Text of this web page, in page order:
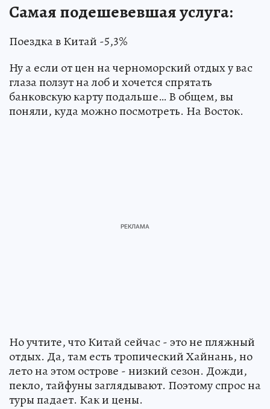
Самая подешевевшая услуга:
Поездка в Китай -5,3%
Ну а если от цен на черноморский отдых у вас
глаза ползут на лоб и хочется спрятать
банковскую карту подальше… В общем, вы
поняли, куда можно посмотреть. На Восток.
Но учтите, что Китай сейчас - это не пляжный
отдых. Да, там есть тропический Хайнань, но
лето на этом острове - низкий сезон. Дожди,
пекло, тайфуны заглядывают. Поэтому спрос на
туры падает. Как и цены.